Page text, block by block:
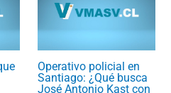
Operativo policial en
Santiago: ¿Qué busca
José Antonio Kast con